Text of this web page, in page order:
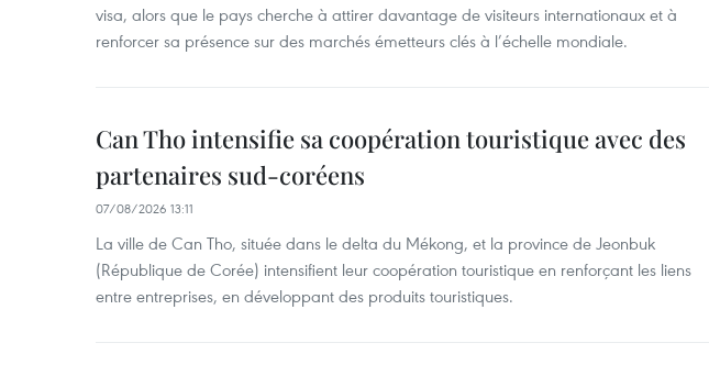
visa, alors que le pays cherche à attirer davantage de visiteurs internationaux et à
renforcer sa présence sur des marchés émetteurs clés à l’échelle mondiale.
Can Tho intensifie sa coopération touristique avec des
partenaires sud-coréens
07/08/2026 13:11
La ville de Can Tho, située dans le delta du Mékong, et la province de Jeonbuk
(République de Corée) intensifient leur coopération touristique en renforçant les liens
entre entreprises, en développant des produits touristiques.